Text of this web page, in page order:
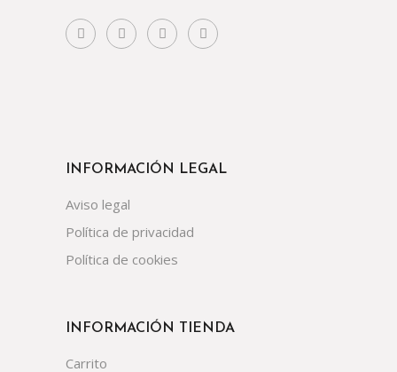
INFORMACIÓN LEGAL
Aviso legal
Política de privacidad
Política de cookies
INFORMACIÓN TIENDA
Carrito